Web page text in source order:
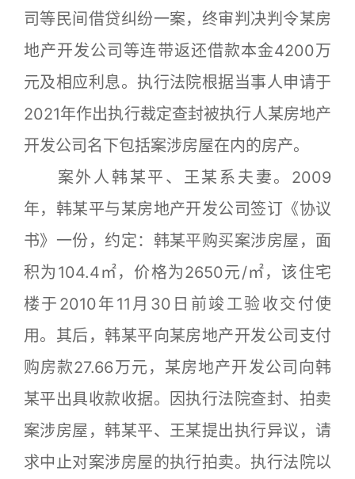
司等民间借贷纠纷一案，终审判决判令某房
地产开发公司等连带返还借款本金4200万
元及相应利息。执行法院根据当事人申请于
2021年作出执行裁定查封被执行人某房地产
开发公司名下包括案涉房屋在内的房产。
案外人韩某平、王某系夫妻。2009
年，韩某平与某房地产开发公司签订《协议
书》一份，约定：韩某平购买案涉房屋，面
积为104.4㎡，价格为2650元/㎡，该住宅
楼于2010年11月30日前竣工验收交付使
用。其后，韩某平向某房地产开发公司支付
购房款27.66万元，某房地产开发公司向韩
某平出具收款收据。因执行法院查封、拍卖
案涉房屋，韩某平、王某提出执行异议，请
求中止对案涉房屋的执行拍卖。执行法院以